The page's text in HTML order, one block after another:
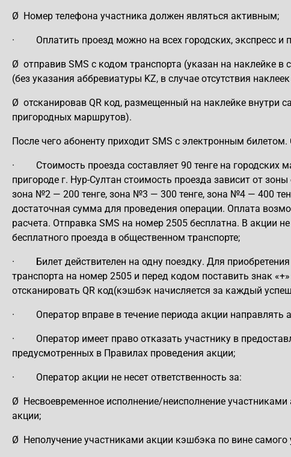
Ø Номер телефона участника должен являться активным;
· Оплатить проезд можно на всех городских, экспресс
Ø отправив SMS с кодом транспорта (указан на наклейке в
(без указания аббревиатуры KZ, в случае отсутствия
Ø отсканировав QR код, размещенный на наклейке внутри
пригородных маршрутов).
После чего абоненту приходит SMS с электронным
· Стоимость проезда составляет 90 тенге на городских
пригороде г. Нур-Султан стоимость проезда зависит от
зона №2 — 200 тенге, зона №3 — 300 тенге, зона №4 — 400
достаточная сумма для проведения операции. Оплата
расчета. Отправка SMS на номер 2505 бесплатна. В акции
бесплатного проезда в общественном транспорте;
· Билет действителен на одну поездку. Для
транспорта на номер 2505 и перед кодом поставить знак
отсканировать QR код(кэшбэк начисляется за каждый
· Оператор вправе в течение периода акции
· Оператор имеет право отказать участнику в
предусмотренных в Правилах проведения акции;
· Оператор акции не несет ответственность за:
Ø Несвоевременное исполнение/неисполнение
акции;
Ø Неполучение участниками акции кэшбэка по вине